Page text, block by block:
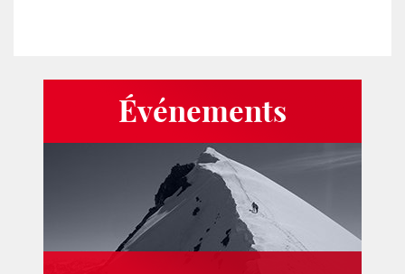
Événements